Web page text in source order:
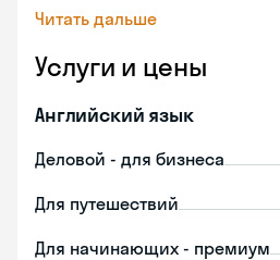
Читать дальше
Услуги и цены
Английский язык
Деловой - для бизнеса
Для путешествий
Для начинающих - премиум